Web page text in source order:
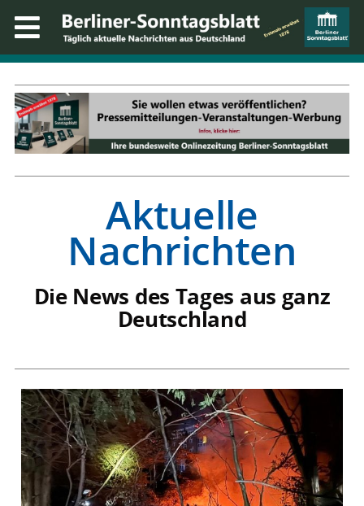
Aktuelle
Nachrichten
Die News des Tages aus ganz
Deutschland